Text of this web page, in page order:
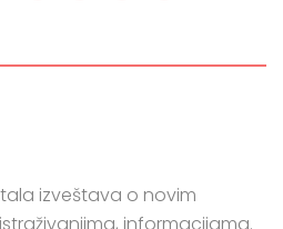
izveštava o novim